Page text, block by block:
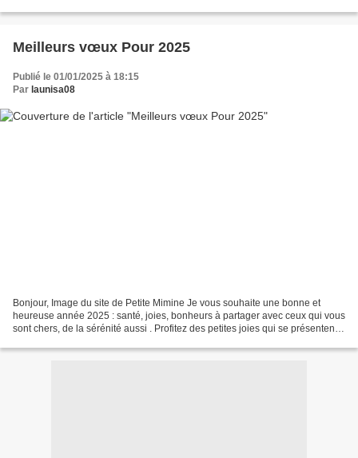
Meilleurs vœux Pour 2025
Publié le 01/01/2025 à 18:15
Par launisa08
Bonjour, Image du site de Petite Mimine Je vous souhaite une bonne et
heureuse année 2025 : santé, joies, bonheurs à partager avec ceux qui vous
sont chers, de la sérénité aussi . Profitez des petites joies qui se présentent,